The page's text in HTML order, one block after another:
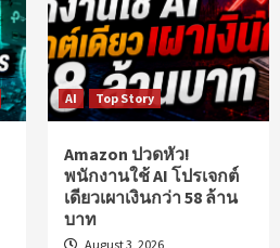
AI Top Story
Amazon ปวดหัว!
พนักงานใช้ AI โปรเจกต์
เดียวเผาเงินกว่า 58 ล้าน
บาท
August 3, 2026